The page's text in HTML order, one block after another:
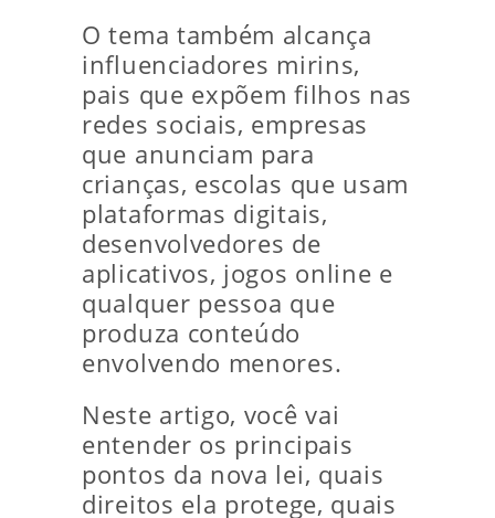
O tema também alcança
influenciadores mirins,
pais que expõem filhos nas
redes sociais, empresas
que anunciam para
crianças, escolas que usam
plataformas digitais,
desenvolvedores de
aplicativos, jogos online e
qualquer pessoa que
produza conteúdo
envolvendo menores.
Neste artigo, você vai
entender os principais
pontos da nova lei, quais
direitos ela protege, quais